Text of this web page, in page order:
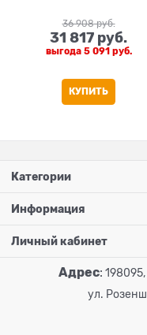
36 908 руб.
31 817 руб.
выгода 5 091 руб.
КУПИТЬ
Категории
Информация
Личный кабинет
Адрес:
ул.